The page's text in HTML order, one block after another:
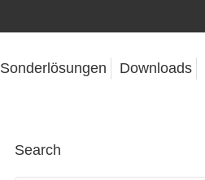
Sonderlösungen Downloads
Search